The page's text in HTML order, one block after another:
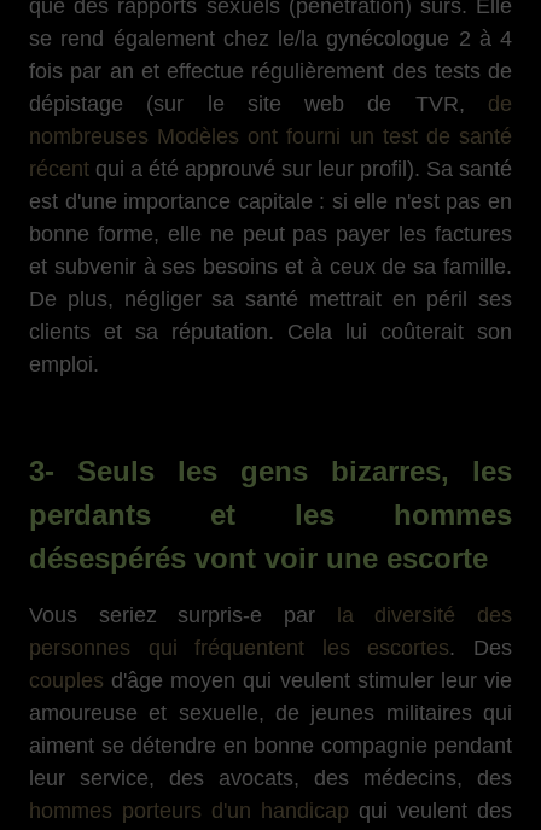
que des rapports sexuels (pénétration) sûrs. Elle
se rend également chez le/la gynécologue 2 à 4
fois par an et effectue régulièrement des tests de
dépistage (sur le site web de TVR, de
nombreuses Modèles ont fourni un test de santé
récent qui a été approuvé sur leur profil). Sa santé
est d'une importance capitale : si elle n'est pas en
bonne forme, elle ne peut pas payer les factures
et subvenir à ses besoins et à ceux de sa famille.
De plus, négliger sa santé mettrait en péril ses
clients et sa réputation. Cela lui coûterait son
emploi.
3- Seuls les gens bizarres, les
perdants et les hommes
désespérés vont voir une escorte
Vous seriez surpris-e par
la diversité des
personnes qui fréquentent les escortes. Des
couples d'âge moyen qui veulent stimuler leur vie
amoureuse et sexuelle, de jeunes militaires qui
aiment se détendre en bonne compagnie pendant
leur service, des avocats, des médecins, des
hommes porteurs d'un handicap qui veulent des